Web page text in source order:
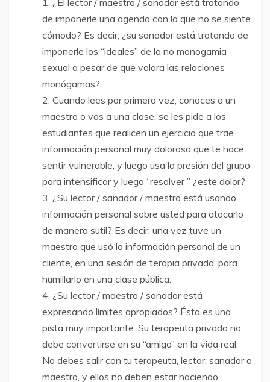
¿El lector / maestro / sanador está tratando
de imponerle una agenda con la que no se siente
cómodo? Es decir, ¿su sanador está tratando de
imponerle los “ideales” de la no monogamia
sexual a pesar de que valora las relaciones
monógamas?
Cuando lees por primera vez, conoces a un
maestro o vas a una clase, se les pide a los
estudiantes que realicen un ejercicio que trae
información personal muy dolorosa que te hace
sentir vulnerable, y luego usa la presión del grupo
para intensificar y luego “resolver ” ¿este dolor?
¿Su lector / sanador / maestro está usando
información personal sobre usted para atacarlo
de manera sutil? Es decir, una vez tuve un
maestro que usó la información personal de un
cliente, en una sesión de terapia privada, para
humillarlo en una clase pública.
¿Su lector / maestro / sanador está
expresando límites apropiados? Ésta es una
pista muy importante. Su terapeuta privado no
debe convertirse en su “amigo” en la vida real.
No debes salir con tu terapeuta, lector, sanador o
maestro, y ellos no deben estar haciendo